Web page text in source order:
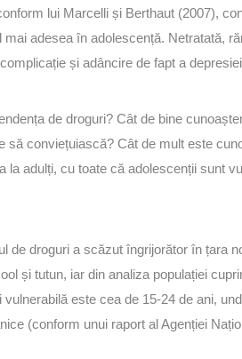
lui Marcelli și Berthaut (2007),
adesea în adolescență. Netratată,
și adâncire de fapt a
de droguri? Cât de bine
să conviețuiască? Cât de mult este
la adulți, cu toate că adolescenții sunt
de droguri a scăzut îngrijorător în țara
și tutun, iar din analiza populației
este cea de 15-24 de ani,
(conform unui raport al Agenției